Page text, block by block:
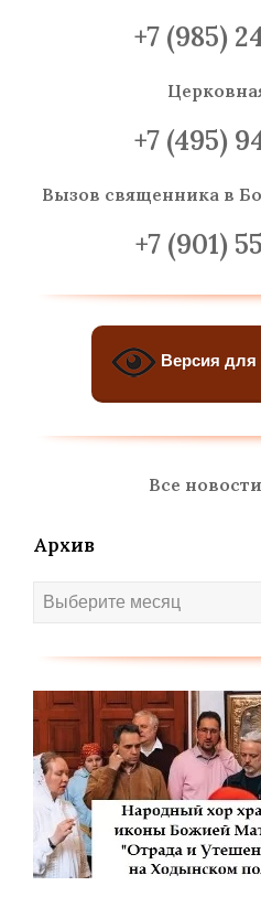
+7 (985)
+7 (495)
Вызов священника в
+7 (901)
Версия для
Все
Архив
Архив